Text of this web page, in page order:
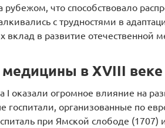
рубежом, что способствовало
с трудностями в
вклад в развитие
медицины в XVIII веке
I оказали огромное влияние на
госпитали, организованные по
при Ямской слободе (1707)